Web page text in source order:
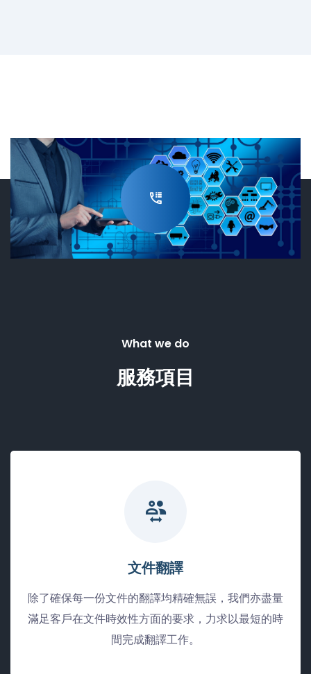
What we do
服務項目
文件翻譯
除了確保每一份文件的翻譯均精確無誤，我們亦盡量
滿足客戶在文件時效性方面的要求，力求以最短的時
間完成翻譯工作。